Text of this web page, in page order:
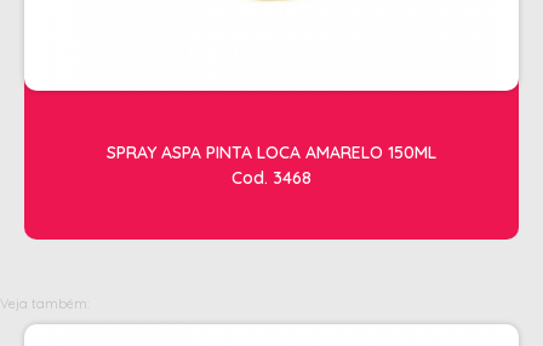
ALCOOL
DETERGENTE ENZIMÁTICO
LUVAS + MASCARAS
SPRAY ASPA PINTA LOCA AMARELO 150ML
Cod. 3468
Veja também: